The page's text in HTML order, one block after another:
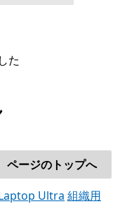
た
ページのトップへ
Ultra 組織用